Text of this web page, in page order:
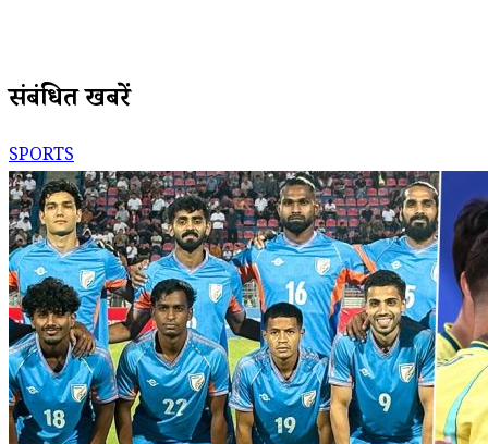
संबंधित खबरें
SPORTS